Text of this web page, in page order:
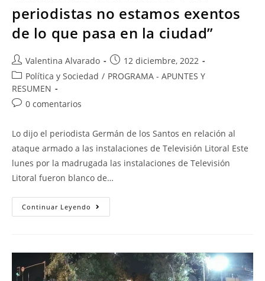
periodistas no estamos exentos
de lo que pasa en la ciudad”
Valentina Alvarado
12 diciembre, 2022
Política y Sociedad / PROGRAMA - APUNTES Y
RESUMEN
0 comentarios
Lo dijo el periodista Germán de los Santos en relación al
ataque armado a las instalaciones de Televisión Litoral Este
lunes por la madrugada las instalaciones de Televisión
Litoral fueron blanco de…
Continuar Leyendo